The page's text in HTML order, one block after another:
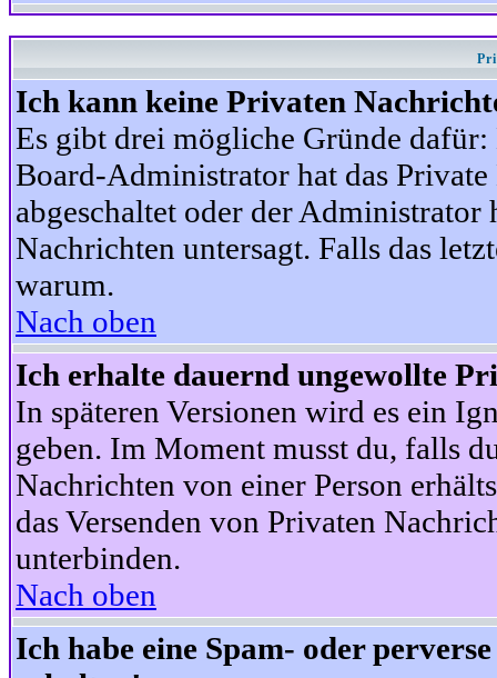
Ich kann keine Privaten
Es gibt drei mögliche Gründe
Board-Administrator hat das
abgeschaltet oder der
Nachrichten untersagt. Falls das
warum.
Nach oben
Ich erhalte dauernd ungewollte
In späteren Versionen wird es ein
geben. Im Moment musst du, falls
Nachrichten von einer Person
das Versenden von Privaten
unterbinden.
Nach oben
Ich habe eine Spam- oder